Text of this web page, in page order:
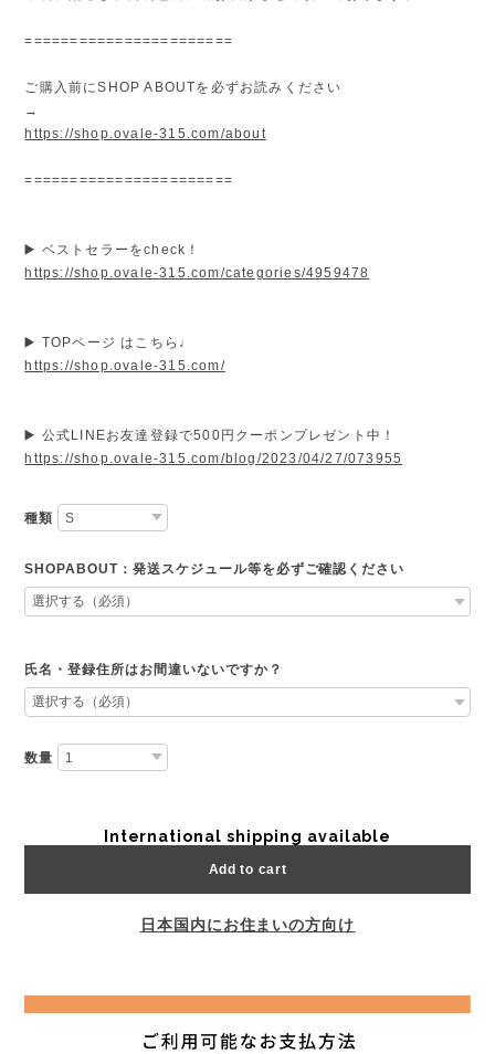
=======================
ご購入前にSHOP ABOUTを必ずお読みください
→
https://shop.ovale-315.com/about
=======================
▶️ ベストセラーをcheck！
https://shop.ovale-315.com/categories/4959478
▶️ TOPページ はこちら♩
https://shop.ovale-315.com/
▶️ 公式LINEお友達登録で500円クーポンプレゼント中！
https://shop.ovale-315.com/blog/2023/04/27/073955
種類
SHOPABOUT：発送スケジュール等を必ずご確認ください
氏名・登録住所はお間違いないですか？
数量
International shipping available
Add to cart
日本国内にお住まいの方向け